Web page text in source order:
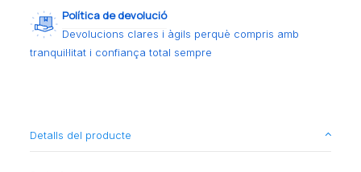
Política de devolució
Devolucions clares i àgils perquè compris amb
tranquil·litat i confiança total sempre
Detalls del producte